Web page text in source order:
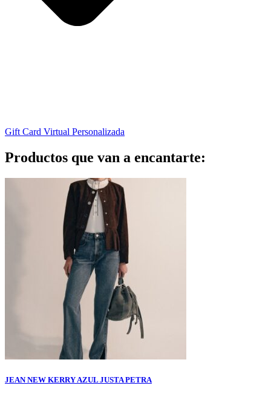
Gift Card Virtual Personalizada
Productos que van a encantarte:
JEAN NEW KERRY AZUL JUSTA PETRA